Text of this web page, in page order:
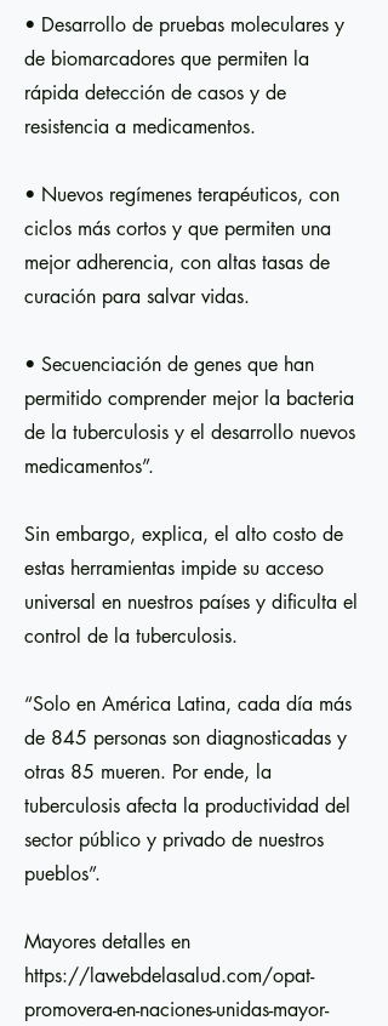
• Desarrollo de pruebas moleculares y
de biomarcadores que permiten la
rápida detección de casos y de
resistencia a medicamentos.
• Nuevos regímenes terapéuticos, con
ciclos más cortos y que permiten una
mejor adherencia, con altas tasas de
curación para salvar vidas.
• Secuenciación de genes que han
permitido comprender mejor la bacteria
de la tuberculosis y el desarrollo nuevos
medicamentos”.
Sin embargo, explica, el alto costo de
estas herramientas impide su acceso
universal en nuestros países y dificulta el
control de la tuberculosis.
“Solo en América Latina, cada día más
de 845 personas son diagnosticadas y
otras 85 mueren. Por ende, la
tuberculosis afecta la productividad del
sector público y privado de nuestros
pueblos”.
Mayores detalles en
https://lawebdelasalud.com/opat-
promovera-en-naciones-unidas-mayor-